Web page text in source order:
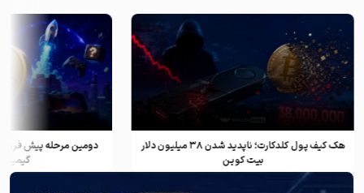
هک کیف پول کلدکارت؛ ناپدید شدن ۳۸ میلیون دلار
بیت کوین
دومین مرحله پیش